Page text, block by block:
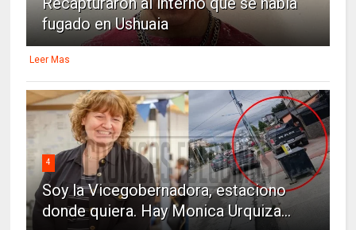
fugado en Ushuaia
Leer Mas
4
Soy la Vicegobernadora, estaciono
donde quiera. Hay Monica Urquiza...